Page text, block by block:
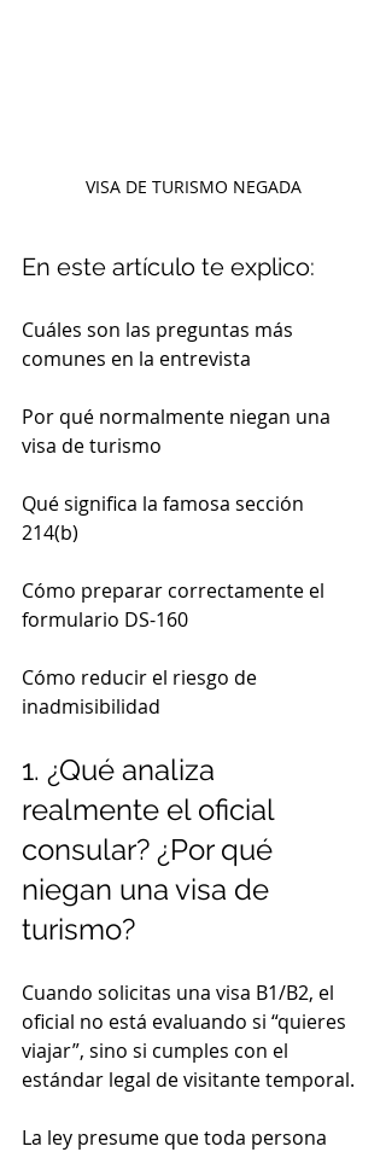
VISA DE TURISMO NEGADA
En este artículo te explico:
Cuáles son las preguntas más
comunes en la entrevista
Por qué normalmente niegan una
visa de turismo
Qué significa la famosa sección
214(b)
Cómo preparar correctamente el
formulario DS-160
Cómo reducir el riesgo de
inadmisibilidad
1. ¿Qué analiza
realmente el oficial
consular? ¿Por qué
niegan una visa de
turismo?
Cuando solicitas una visa B1/B2, el
oficial no está evaluando si “quieres
viajar”, sino si cumples con el
estándar legal de visitante temporal.
La ley presume que toda persona